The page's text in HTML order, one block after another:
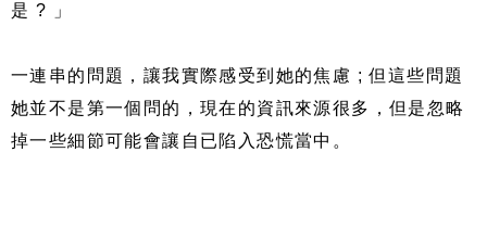
是 ? 」
一連串的問題，讓我實際感受到她的焦慮 ; 但這些問題
她並不是第一個問的，現在的資訊來源很多，但是忽略
掉一些細節可能會讓自已陷入恐慌當中。